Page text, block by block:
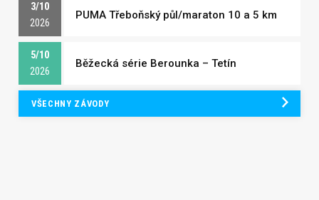
3/10
2026
PUMA Třeboňský půl/maraton 10 a 5 km
5/10
2026
Běžecká série Berounka – Tetín
VŠECHNY ZÁVODY